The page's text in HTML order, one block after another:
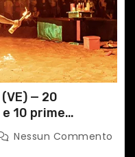
— 20
10 prime
Nessun Commento